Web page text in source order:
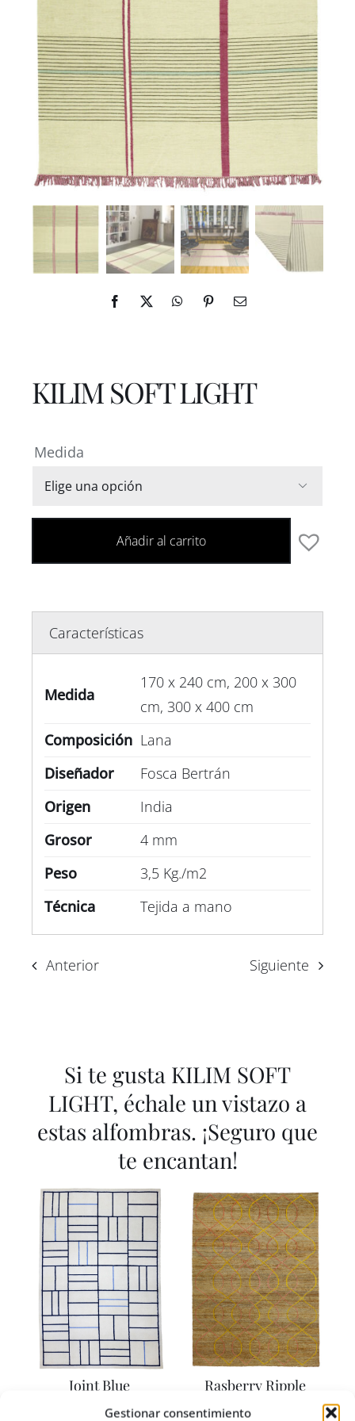
Gestionar consentimiento
IN
KILIM SOFT LIGHT
Medida

Añadir al carrito
Características
Medida
170 x 240 cm, 200 x 300
cm, 300 x 400 cm
Composición Lana
Diseñador
Fosca Bertrán
Origen
India
Grosor
4 mm
Peso
3,5 Kg./m2
Técnica
Tejida a mano
Anterior Siguiente
Si te gusta KILIM SOFT
LIGHT, échale un vistazo a
estas alfombras. ¡Seguro que
te encantan!
Joint Blue
1.510,00€-Rango
Rasberry Ripple
2.311,10 Rango